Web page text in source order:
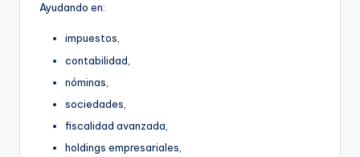
Ayudando en:
impuestos,
contabilidad,
nóminas,
sociedades,
fiscalidad avanzada,
holdings empresariales,